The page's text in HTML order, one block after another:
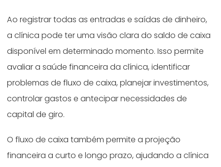
Ao registrar todas as entradas e saídas de dinheiro,
a clínica pode ter uma visão clara do saldo de caixa
disponível em determinado momento. Isso permite
avaliar a saúde financeira da clínica, identificar
problemas de fluxo de caixa, planejar investimentos,
controlar gastos e antecipar necessidades de
capital de giro.
O fluxo de caixa também permite a projeção
financeira a curto e longo prazo, ajudando a clínica